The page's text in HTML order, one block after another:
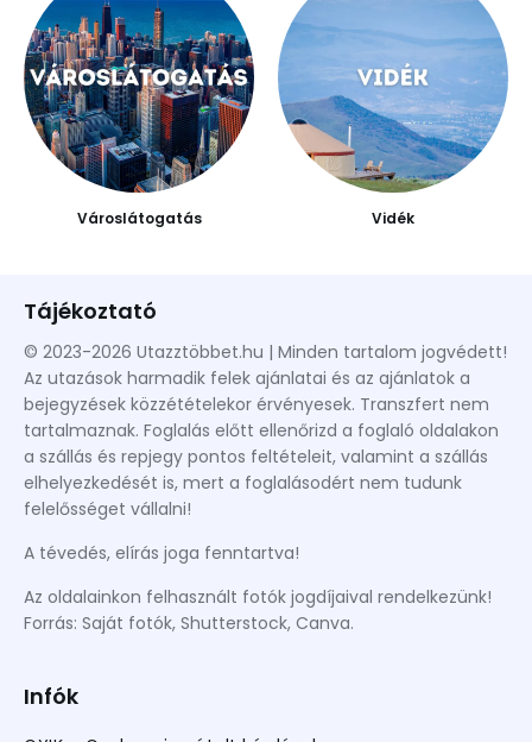
Városlátogatás Vidék
Tájékoztató
© 2023-2026 Utazztöbbet.hu | Minden tartalom jogvédett!
Az utazások harmadik felek ajánlatai és az ajánlatok a
bejegyzések közzétételekor érvényesek. Transzfert nem
tartalmaznak. Foglalás előtt ellenőrizd a foglaló oldalakon
a szállás és repjegy pontos feltételeit, valamint a szállás
elhelyezkedését is, mert a foglalásodért nem tudunk
felelősséget vállalni!
A tévedés, elírás joga fenntartva!
Az oldalainkon felhasznált fotók jogdíjaival rendelkezünk!
Forrás: Saját fotók, Shutterstock, Canva.
Infók